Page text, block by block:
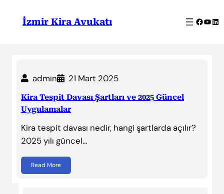
İzmir Kira Avukatı
admin 21 Mart 2025
Kira Tespit Davası Şartları ve 2025 Güncel
Uygulamalar
Kira tespit davası nedir, hangi şartlarda açılır?
2025 yılı güncel…
Read More